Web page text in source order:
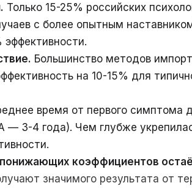
Только 15-25% российских
с более опытным
Большинство методов
на 10-15% для
время от первого симптома
3-4 года). Чем глубже
коэффициентов
значимого результата от